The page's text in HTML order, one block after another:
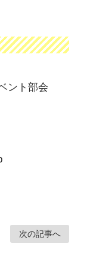
ント部会
次の記事へ